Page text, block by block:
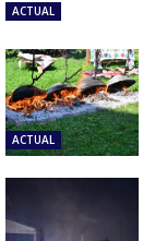
ACTUAL
ACTUAL